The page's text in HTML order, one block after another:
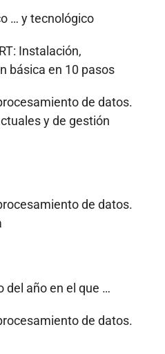
… y tecnológico
Instalación,
básica en 10 pasos
de datos.
y de gestión
de datos.
del año en el que …
de datos.